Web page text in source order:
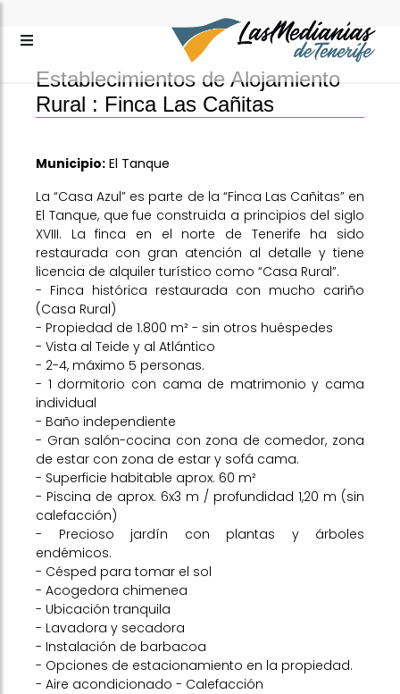
Establecimientos de Alojamiento
Rural : Finca Las Cañitas
Municipio: El Tanque
La “Casa Azul” es parte de la “Finca Las Cañitas” en
El Tanque, que fue construida a principios del siglo
XVIII. La finca en el norte de Tenerife ha sido
restaurada con gran atención al detalle y tiene
licencia de alquiler turístico como “Casa Rural”.
- Finca histórica restaurada con mucho cariño
(Casa Rural)
- Propiedad de 1.800 m² - sin otros huéspedes
- Vista al Teide y al Atlántico
- 2-4, máximo 5 personas.
- 1 dormitorio con cama de matrimonio y cama
individual
- Baño independiente
- Gran salón-cocina con zona de comedor, zona
de estar con zona de estar y sofá cama.
- Superficie habitable aprox. 60 m²
- Piscina de aprox. 6x3 m / profundidad 1,20 m (sin
calefacción)
- Precioso jardín con plantas y árboles
endémicos.
- Césped para tomar el sol
- Acogedora chimenea
- Ubicación tranquila
- Lavadora y secadora
- Instalación de barbacoa
- Opciones de estacionamiento en la propiedad.
- Aire acondicionado - Calefacción